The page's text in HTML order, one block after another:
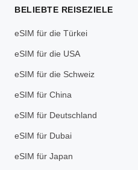
BELIEBTE REISEZIELE
eSIM für die Türkei
eSIM für die USA
eSIM für die Schweiz
eSIM für China
eSIM für Deutschland
eSIM für Dubai
eSIM für Japan